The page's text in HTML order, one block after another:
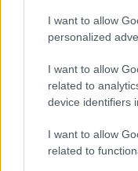
I want to allow
personalized
I want to allow
related to
device identifiers
I want to allow
related to